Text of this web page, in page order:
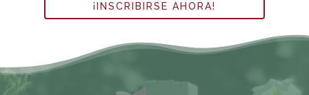
¡INSCRIBIRSE AHORA!